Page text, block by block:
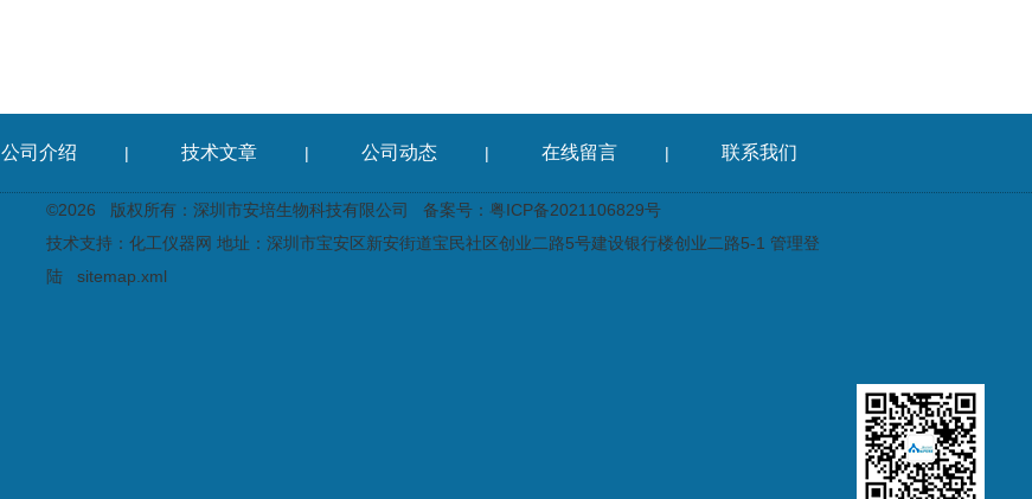
公司介绍 | 技术文章 | 公司动态 | 在线留言 | 联系我们
©2026 版权所有：深圳市安培生物科技有限公司 备案号：粤ICP备2021106829号
技术支持： 化工仪器网 地址：深圳市宝安区新安街道宝民社区创业二路5号建设银行楼创业二路5-1 管理登
陆
sitemap.xml